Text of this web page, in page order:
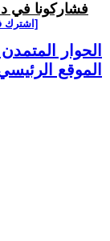
فشاركونا في
[اشترك
الحوار
الموقع